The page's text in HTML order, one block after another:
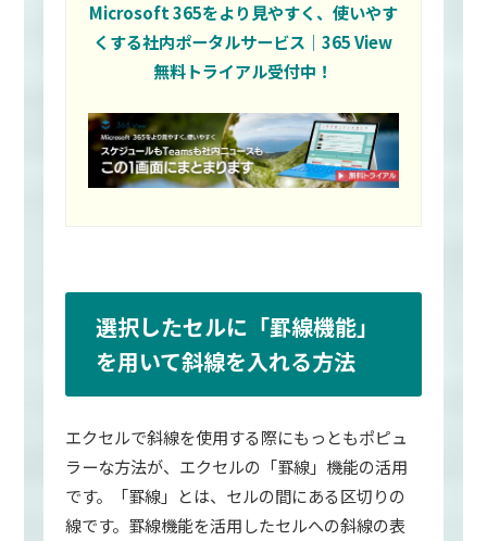
Microsoft 365をより見やすく、使いやす
くする社内ポータルサービス｜365 View
無料トライアル受付中！
選択したセルに「罫線機能」
を用いて斜線を入れる方法
エクセルで斜線を使用する際にもっともポピュ
ラーな方法が、エクセルの「罫線」機能の活用
です。「罫線」とは、セルの間にある区切りの
線です。罫線機能を活用したセルへの斜線の表